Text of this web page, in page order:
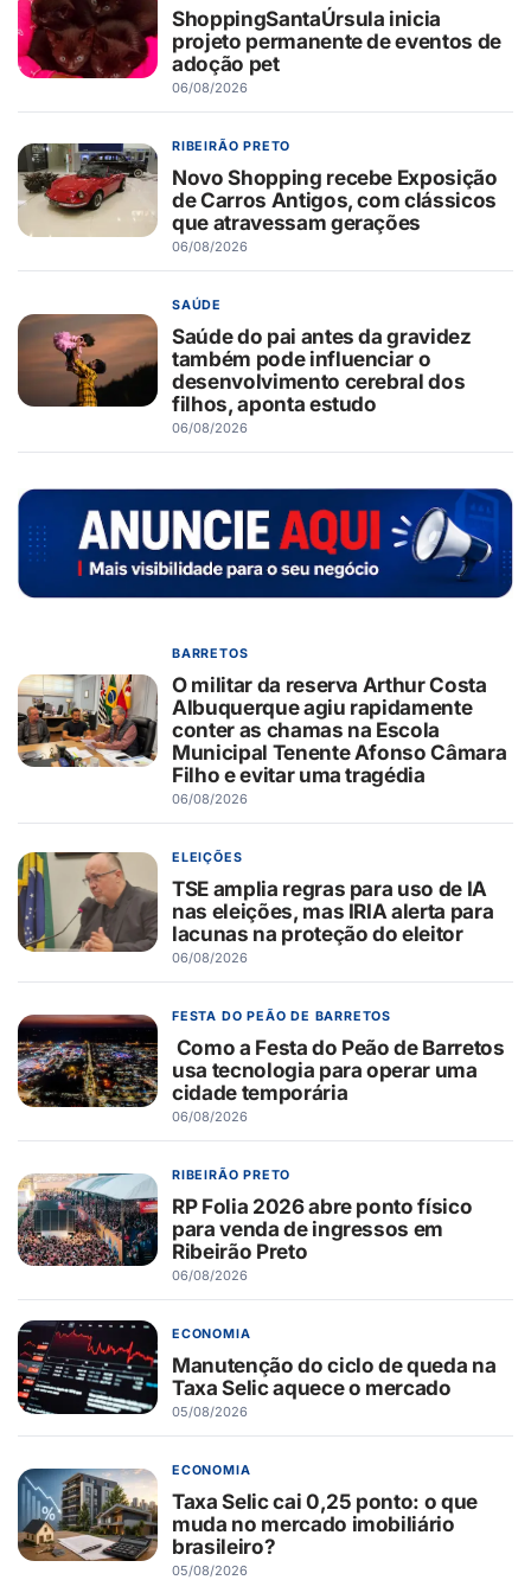
ShoppingSantaÚrsula inicia
projeto permanente de eventos de
adoção pet
06/08/2026
RIBEIRÃO PRETO
Novo Shopping recebe Exposição
de Carros Antigos, com clássicos
que atravessam gerações
06/08/2026
SAÚDE
Saúde do pai antes da gravidez
também pode influenciar o
desenvolvimento cerebral dos
filhos, aponta estudo
06/08/2026
BARRETOS
O militar da reserva Arthur Costa
Albuquerque agiu rapidamente
conter as chamas na Escola
Municipal Tenente Afonso Câmara
Filho e evitar uma tragédia
06/08/2026
ELEIÇÕES
TSE amplia regras para uso de IA
nas eleições, mas IRIA alerta para
lacunas na proteção do eleitor
06/08/2026
FESTA DO PEÃO DE BARRETOS
Como a Festa do Peão de Barretos
usa tecnologia para operar uma
cidade temporária
06/08/2026
RIBEIRÃO PRETO
RP Folia 2026 abre ponto físico
para venda de ingressos em
Ribeirão Preto
06/08/2026
ECONOMIA
Manutenção do ciclo de queda na
Taxa Selic aquece o mercado
05/08/2026
ECONOMIA
Taxa Selic cai 0,25 ponto: o que
muda no mercado imobiliário
brasileiro?
05/08/2026